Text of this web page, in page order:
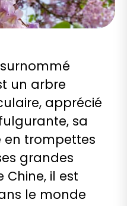
un arbre
apprécié
sa
en trompettes
grandes
Chine, il est
le monde